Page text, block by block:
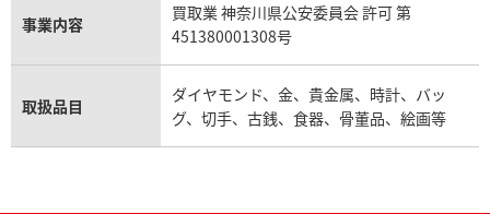
事業内容
買取業 神奈川県公安委員会 許可 第
451380001308号
取扱品目
ダイヤモンド、金、貴金属、時計、バッ
グ、切手、古銭、食器、骨董品、絵画等